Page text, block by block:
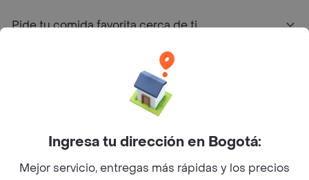
Pide tu comida favorita cerca de ti
Sobre RappiIngresa tu dirección en Bogotá:
Mejor servicio, entregas más rápidas y los precios